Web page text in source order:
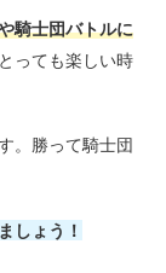
騎士団バトルに
っても楽しい時
。勝って騎士団
しょう！